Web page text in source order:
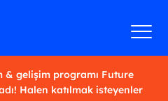
& gelişim programı Future
Halen katılmak isteyenler